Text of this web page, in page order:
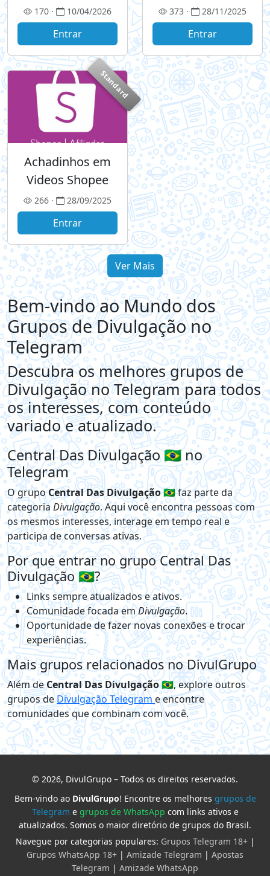
170 · 10/04/2026
Entrar
(ofertas)
373 · 28/11/2025
Entrar
Standard
Achadinhos em
Videos Shopee
266 · 28/09/2025
Entrar
Ver Mais
Bem-vindo ao Mundo dos
Grupos de Divulgação no
Telegram
Descubra os melhores grupos de
Divulgação no Telegram para todos
os interesses, com conteúdo
variado e atualizado.
Central Das Divulgação 🇧🇷 no
Telegram
O grupoCentral Das Divulgação 🇧🇷faz parte da
categoria Divulgação. Aqui você encontra pessoas com
os mesmos interesses, interage em tempo real e
participa de conversas ativas.
Por que entrar no grupo Central Das
Divulgação 🇧🇷?
Links sempre atualizados e ativos.
Comunidade focada emDivulgação.
Oportunidade de fazer novas conexões e trocar
experiências.
Mais grupos relacionados no DivulGrupo
Além deCentral Das Divulgação 🇧🇷, explore outros
grupos deDivulgação Telegram e encontre
comunidades que combinam com você.
© 2026, DivulGrupo – Todos os direitos reservados.
Bem-vindo ao DivulGrupo! Encontre os melhores grupos de
Telegram e grupos de WhatsApp com links ativos e
atualizados. Somos o maior diretório de grupos do Brasil.
Navegue por categorias populares: Grupos Telegram 18+|
Grupos WhatsApp 18+ | Amizade Telegram | Apostas
Telegram | Amizade WhatsApp